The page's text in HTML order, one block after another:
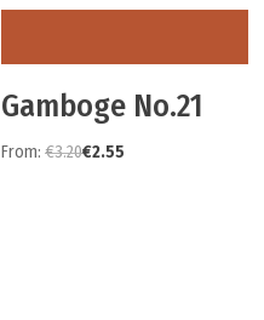
Gamboge No.21
From: €3.20€2.55